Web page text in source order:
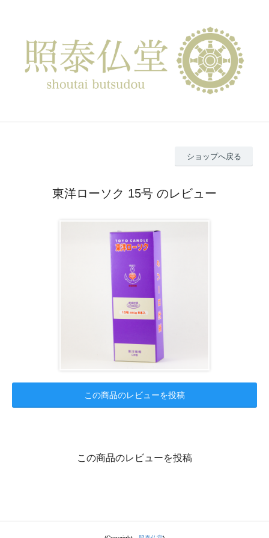
ショップへ戻る
東洋ローソク 15号 のレビュー
この商品のレビューを投稿
この商品のレビューを投稿